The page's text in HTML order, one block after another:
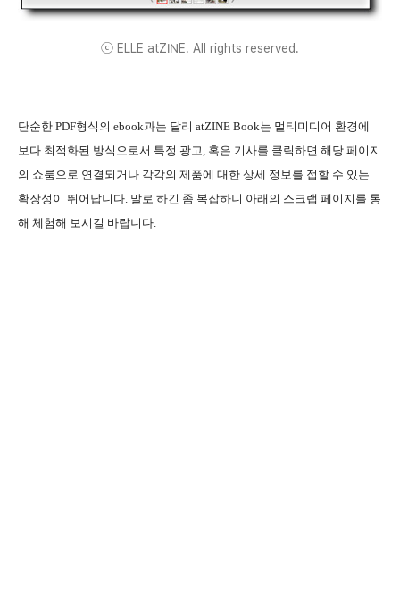
ⓒ ELLE atZINE. All rights reserved.
단순한 PDF형식의 ebook과는 달리 atZINE Book는 멀티미디어 환경에
보다 최적화된 방식으로서 특정 광고, 혹은 기사를 클릭하면 해당 페이지
의 쇼룸으로 연결되거나 각각의 제품에 대한 상세 정보를 접할 수 있는
확장성이 뛰어납니다. 말로 하긴 좀 복잡하니 아래의 스크랩 페이지를 통
해 체험해 보시길 바랍니다.